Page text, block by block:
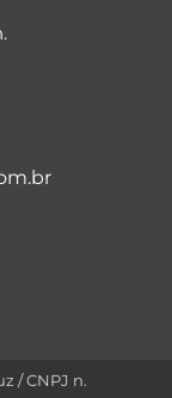
/ CNPJ n.